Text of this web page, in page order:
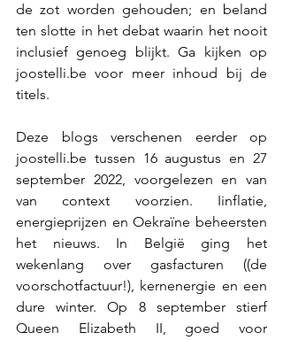
de zot worden gehouden; en beland
ten slotte in het debat waarin het nooit
joostelli.be voor meer inhoud bij de
titels.
joostelli.be tussen 16 augustus en 27
september 2022, voorgelezen en van
van context voorzien. Iinflatie,
energieprijzen en Oekraïne beheersten
het nieuws. In België ging het
wekenlang over gasfacturen ((de
voorschotfactuur!), kernenergie en een
dure winter. Op 8 september stierf
Queen Elizabeth II, goed voor